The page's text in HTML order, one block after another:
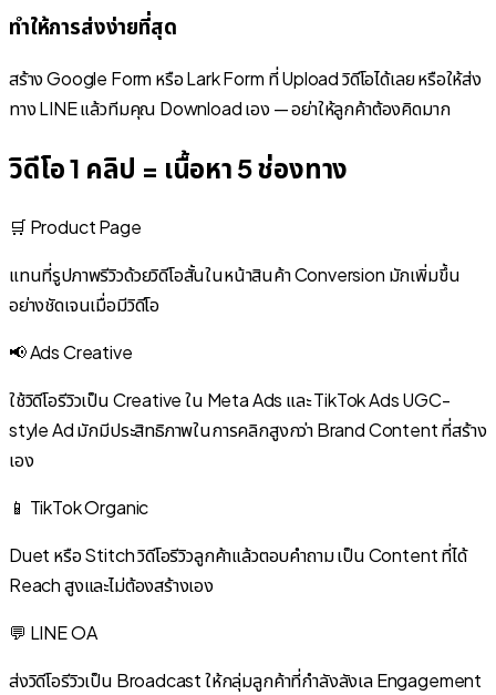
ทำให้การส่งง่ายที่สุด
สร้าง Google Form หรือ Lark Form ที่ Upload วิดีโอได้เลย หรือให้ส่ง
ทาง LINE แล้วทีมคุณ Download เอง — อย่าให้ลูกค้าต้องคิดมาก
วิดีโอ 1 คลิป = เนื้อหา 5 ช่องทาง
🛒 Product Page
แทนที่รูปภาพรีวิวด้วยวิดีโอสั้นในหน้าสินค้า Conversion มักเพิ่มขึ้น
อย่างชัดเจนเมื่อมีวิดีโอ
📢 Ads Creative
ใช้วิดีโอรีวิวเป็น Creative ใน Meta Ads และ TikTok Ads UGC-
style Ad มักมีประสิทธิภาพในการคลิกสูงกว่า Brand Content ที่สร้าง
เอง
📱 TikTok Organic
Duet หรือ Stitch วิดีโอรีวิวลูกค้าแล้วตอบคำถาม เป็น Content ที่ได้
Reach สูงและไม่ต้องสร้างเอง
💬 LINE OA
ส่งวิดีโอรีวิวเป็น Broadcast ให้กลุ่มลูกค้าที่กำลังลังเล Engagement